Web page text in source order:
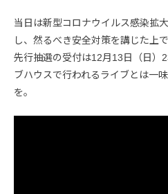
当日は新型コロナウイルス感染拡
し、然るべき安全対策を講じた上
先行抽選の受付は12月13日（日）
ブハウスで行われるライブとは一
を。